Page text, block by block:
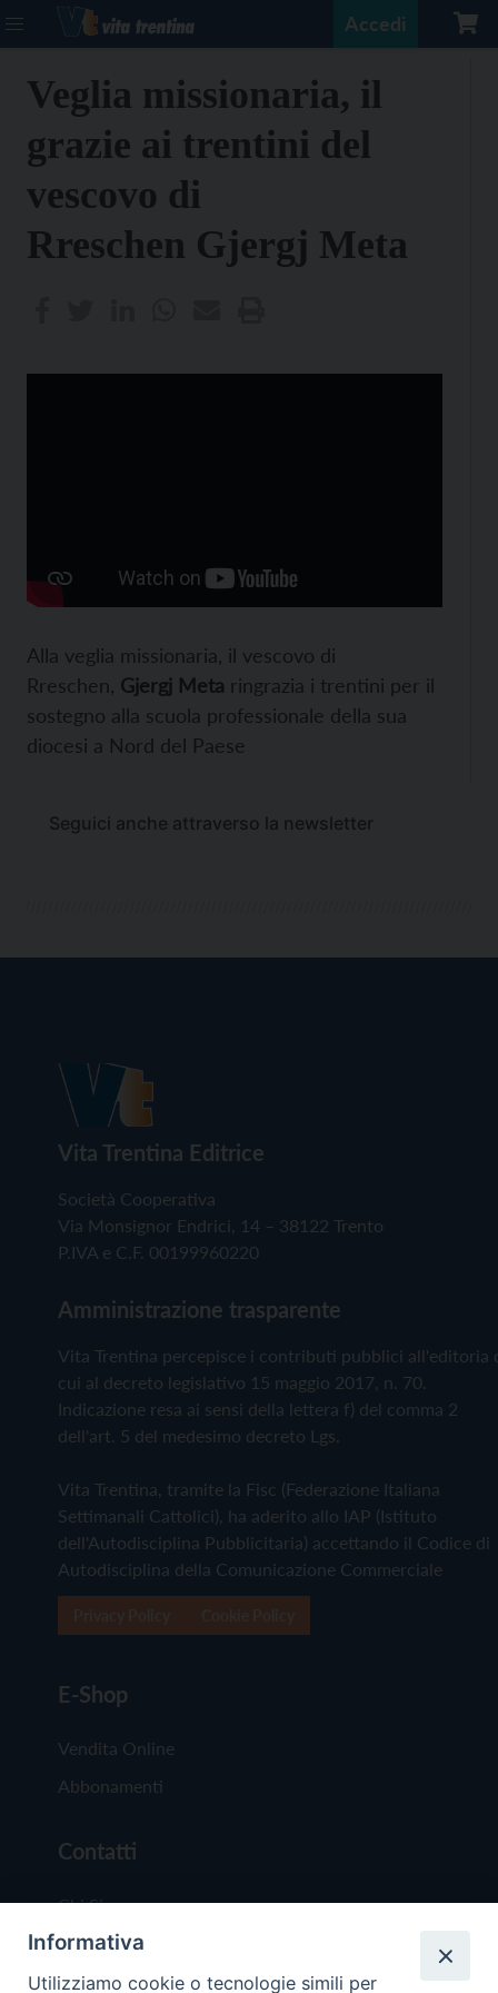
Accedi
Veglia missionaria, il
grazie ai trentini del
vescovo di
Rreschen Gjergj Meta
Alla veglia missionaria, il vescovo di
Rreschen, Gjergj Meta ringrazia i trentini per il
sostegno alla scuola professionale della sua
diocesi a Nord del Paese
Seguici anche attraverso la newsletter
Vita Trentina Editrice
Società Cooperativa
Via Monsignor Endrici, 14 – 38122 Trento
P.IVA e C.F. 00199960220
Amministrazione trasparente
Vita Trentina percepisce i contributi pubblici all'editoria
cui al decreto legislativo 15 maggio 2017, n. 70.
Indicazione resa ai sensi della lettera f) del comma 2
dell'art. 5 del medesimo decreto Lgs.
Vita Trentina, tramite la Fisc (Federazione Italiana
Settimanali Cattolici), ha aderito allo IAP (Istituto
dell'Autodisciplina Pubblicitaria) accettando il Codice di
Autodisciplina della Comunicazione Commerciale
E-Shop
Vendita Online
Abbonamenti
Contatti
Chi Siamo
Redazione
Scrivici
Informativa
Utilizziamo cookie o tecnologie simili per